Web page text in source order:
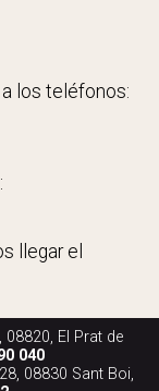
los teléfonos:
llegar el
08820, El Prat de
040
08830 Sant Boi,